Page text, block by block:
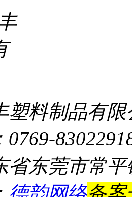
塑料制品有
省东莞市常